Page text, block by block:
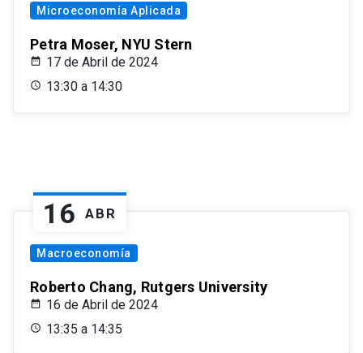
Microeconomía Aplicada
Petra Moser, NYU Stern
17 de Abril de 2024
13:30 a 14:30
16 ABR
Macroeconomía
Roberto Chang, Rutgers University
16 de Abril de 2024
13:35 a 14:35